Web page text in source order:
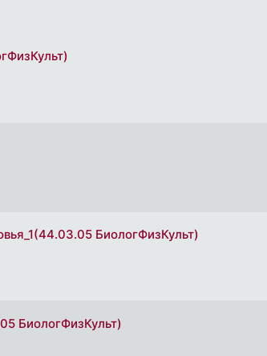
БиологФизКульт)
БиологФизКульт)